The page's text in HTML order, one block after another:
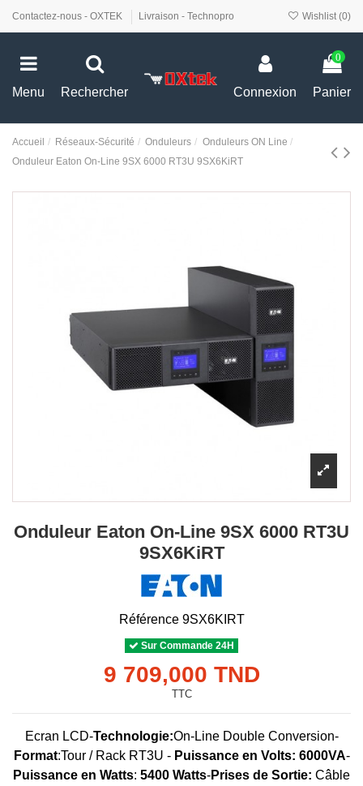
Contactez-nous - OXTEK Livraison - Technopro Wishlist (0)
Menu Rechercher Connexion
0
Panier
Accueil Réseaux-Sécurité Onduleurs
Onduleurs ON Line
Onduleur Eaton On-Line 9SX 6000 RT3U 9SX6KiRT
Onduleur Eaton On-Line 9SX 6000 RT3U
9SX6KiRT
Référence 9SX6KIRT
Sur Commande 24H
9 709,000 TND
TTC
Ecran LCD-Technologie:On-Line Double Conversion-
Format:Tour / Rack RT3U - Puissance en Volts: 6000VA-
Puissance en Watts: 5400 Watts-Prises de Sortie: Câble